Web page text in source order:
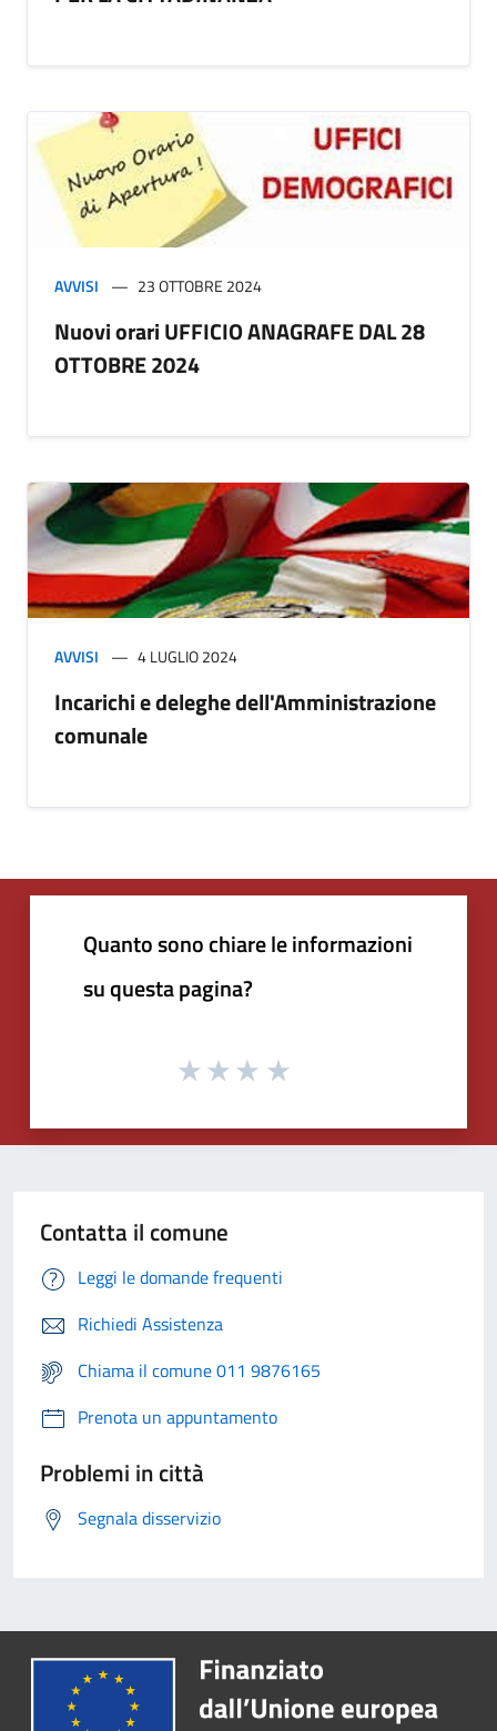
AVVISI 23 OTTOBRE 2024
Nuovi orari UFFICIO ANAGRAFE DAL 28
OTTOBRE 2024
AVVISI 4 LUGLIO 2024
Incarichi e deleghe dell'Amministrazione
comunale
Quanto sono chiare le informazioni
su questa pagina?
Contatta il comune
Leggi le domande frequenti
Richiedi Assistenza
Chiama il comune 011 9876165
Prenota un appuntamento
Problemi in città
Segnala disservizio